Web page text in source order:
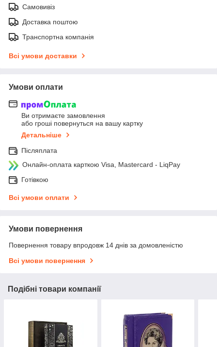
Самовивіз
Доставка поштою
Транспортна компанія
Всі умови доставки
Умови оплати
Ви отримаєте замовлення
або гроші повернуться на вашу картку
Детальніше
Післяплата
Онлайн-оплата карткою Visa, Mastercard - LiqPay
Готівкою
Всі умови оплати
Умови повернення
Повернення товару впродовж 14 днів за домовленістю
Всі умови повернення
Подібні товари компанії